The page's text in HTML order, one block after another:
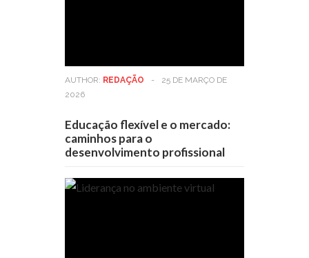
AUTHOR: REDAÇÃO -
25 DE MARÇO DE
2026
Educação flexível e o mercado:
caminhos para o
desenvolvimento profissional